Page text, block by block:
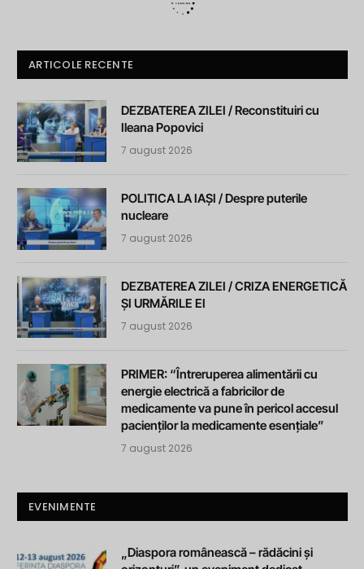
ARTICOLE RECENTE
DEZBATEREA ZILEI / Reconstituiri cu
Ileana Popovici
7 august 2026
POLITICA LA IAȘI / Despre puterile
nucleare
7 august 2026
DEZBATEREA ZILEI / CRIZA ENERGETICĂ
ȘI URMĂRILE EI
7 august 2026
PRIMER: “Întreruperea alimentării cu
energie electrică a fabricilor de
medicamente va pune în pericol accesul
pacienților la medicamente esențiale”
7 august 2026
EVENIMENTE
„Diaspora românească – rădăcini și